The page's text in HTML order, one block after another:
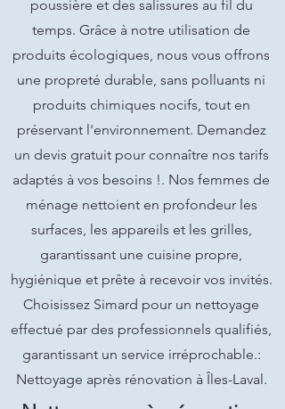
poussière et des salissures au fil du
temps. Grâce à notre utilisation de
produits écologiques, nous vous offrons
une propreté durable, sans polluants ni
produits chimiques nocifs, tout en
préservant l'environnement. Demandez
un devis gratuit pour connaître nos tarifs
adaptés à vos besoins !. Nos femmes de
ménage nettoient en profondeur les
surfaces, les appareils et les grilles,
garantissant une cuisine propre,
hygiénique et prête à recevoir vos invités.
Choisissez Simard pour un nettoyage
effectué par des professionnels qualifiés,
garantissant un service irréprochable.:
Nettoyage après rénovation à Îles-Laval.